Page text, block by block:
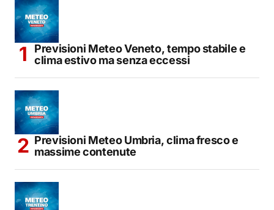
Previsioni Meteo Veneto, tempo stabile e
clima estivo ma senza eccessi
Previsioni Meteo Umbria, clima fresco e
massime contenute